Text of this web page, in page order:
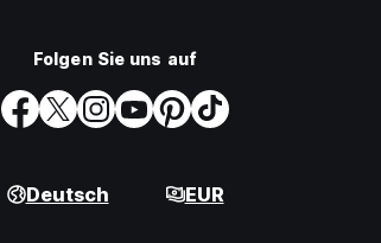
Folgen Sie uns auf
Deutsch EUR